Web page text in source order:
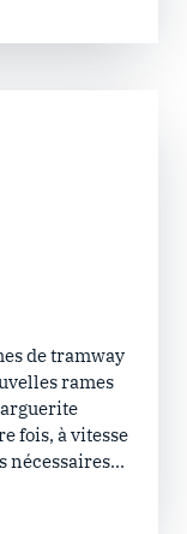
de tramway
rames
fois, à vitesse
nécessaires...